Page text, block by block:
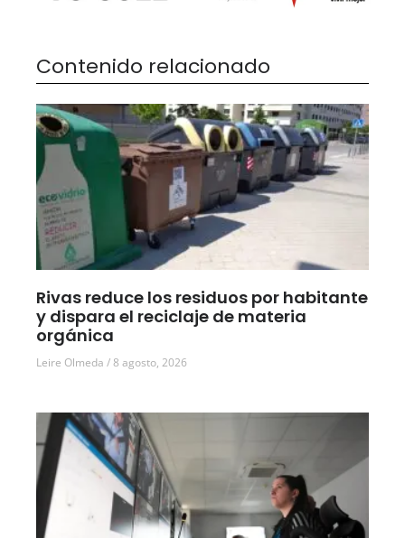
Contenido relacionado
Rivas reduce los residuos por habitante
y dispara el reciclaje de materia
orgánica
Leire Olmeda 8 agosto, 2026